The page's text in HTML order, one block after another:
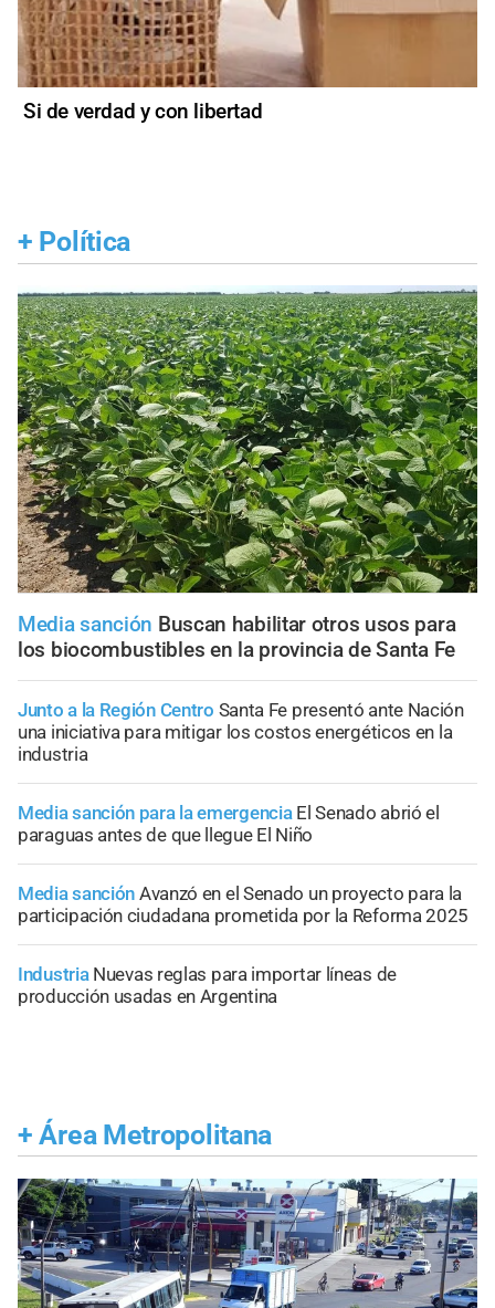
Si de verdad y con libertad
+ Política
Media sanción Buscan habilitar otros usos para
los biocombustibles en la provincia de Santa Fe
Junto a la Región Centro Santa Fe presentó ante Nación
una iniciativa para mitigar los costos energéticos en la
industria
Media sanción para la emergencia El Senado abrió el
paraguas antes de que llegue El Niño
Media sanción Avanzó en el Senado un proyecto para la
participación ciudadana prometida por la Reforma 2025
Industria Nuevas reglas para importar líneas de
producción usadas en Argentina
+ Área Metropolitana